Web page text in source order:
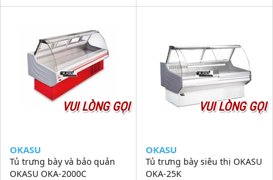
VUI LÒNG GỌI
OKASU
Tủ trưng bày và bảo quản
OKASU OKA-2000C
VUI LÒNG GỌI
OKASU
Tủ trưng bày siêu thị OKASU
OKA-25K